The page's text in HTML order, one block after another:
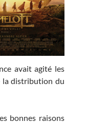
avait agité les
la distribution du
bonnes raisons